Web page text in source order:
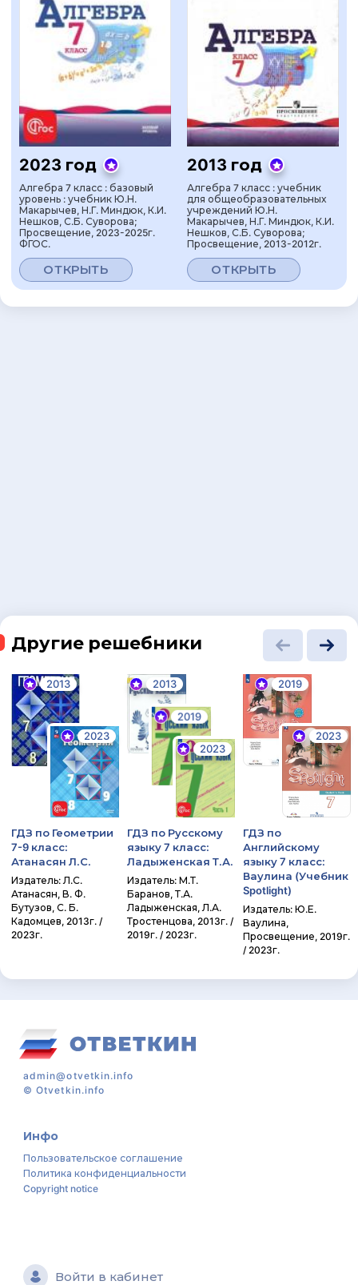
2023 год
Алгебра 7 класс : базовый
уровень : учебник Ю.Н.
Макарычев, Н.Г. Миндюк, К.И.
Нешков, С.Б. Суворова;
Просвещение, 2023-2025г.
ФГОС.
ОТКРЫТЬ
2013 год
Алгебра 7 класс : учебник
для общеобразовательных
учреждений Ю.Н.
Макарычев, Н.Г. Миндюк, К.И.
Нешков, С.Б. Суворова;
Просвещение, 2013-2012г.
ОТКРЫТЬ
Другие решебники
2013
2023
ГДЗ по Геометрии
7-9 класс:
Атанасян Л.С.
Издатель: Л.С.
Атанасян, В. Ф.
Бутузов, С. Б.
Кадомцев, 2013г. /
2023г.
2013
2019
2023
ГДЗ по Русскому
языку 7 класс:
Ладыженская Т.А.
Издатель: М.Т.
Баранов, Т.А.
Ладыженская, Л.А.
Тростенцова, 2013г. /
2019г. / 2023г.
2019
2023
ГДЗ по
Английскому
языку 7 класс:
Ваулина (Учебник
Spotlight)
Издатель: Ю.Е.
Ваулина,
Просвещение, 2019г.
/ 2023г.
admin@otvetkin.info
©Otvetkin.info
Инфо
Пользовательское соглашение
Политика конфиденциальности
Copyright notice
Войти в кабинет